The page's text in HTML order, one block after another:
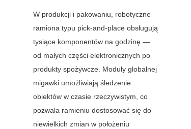
W produkcji i pakowaniu, robotyczne
ramiona typu pick-and-place obsługują
tysiące komponentów na godzinę —
od małych części elektronicznych po
produkty spożywcze. Moduły globalnej
migawki umożliwiają śledzenie
obiektów w czasie rzeczywistym, co
pozwala ramieniu dostosować się do
niewielkich zmian w położeniu